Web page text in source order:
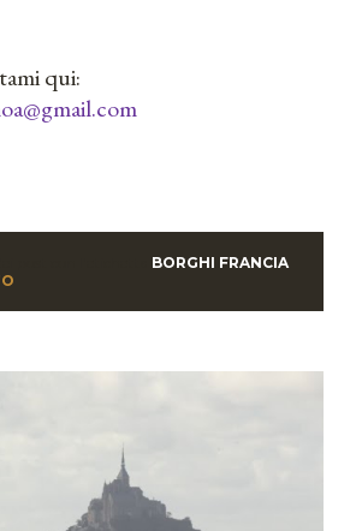
qui:
BORGHI FRANCIA